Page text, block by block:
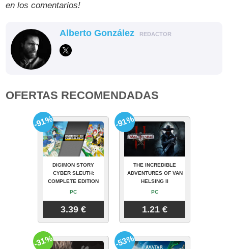
en los comentarios!
Alberto González REDACTOR
OFERTAS RECOMENDADAS
DIGIMON STORY
CYBER SLEUTH:
COMPLETE EDITION
PC
3.39 €
-91%
THE INCREDIBLE
ADVENTURES OF VAN
HELSING II
PC
1.21 €
-91%
-31% -53%